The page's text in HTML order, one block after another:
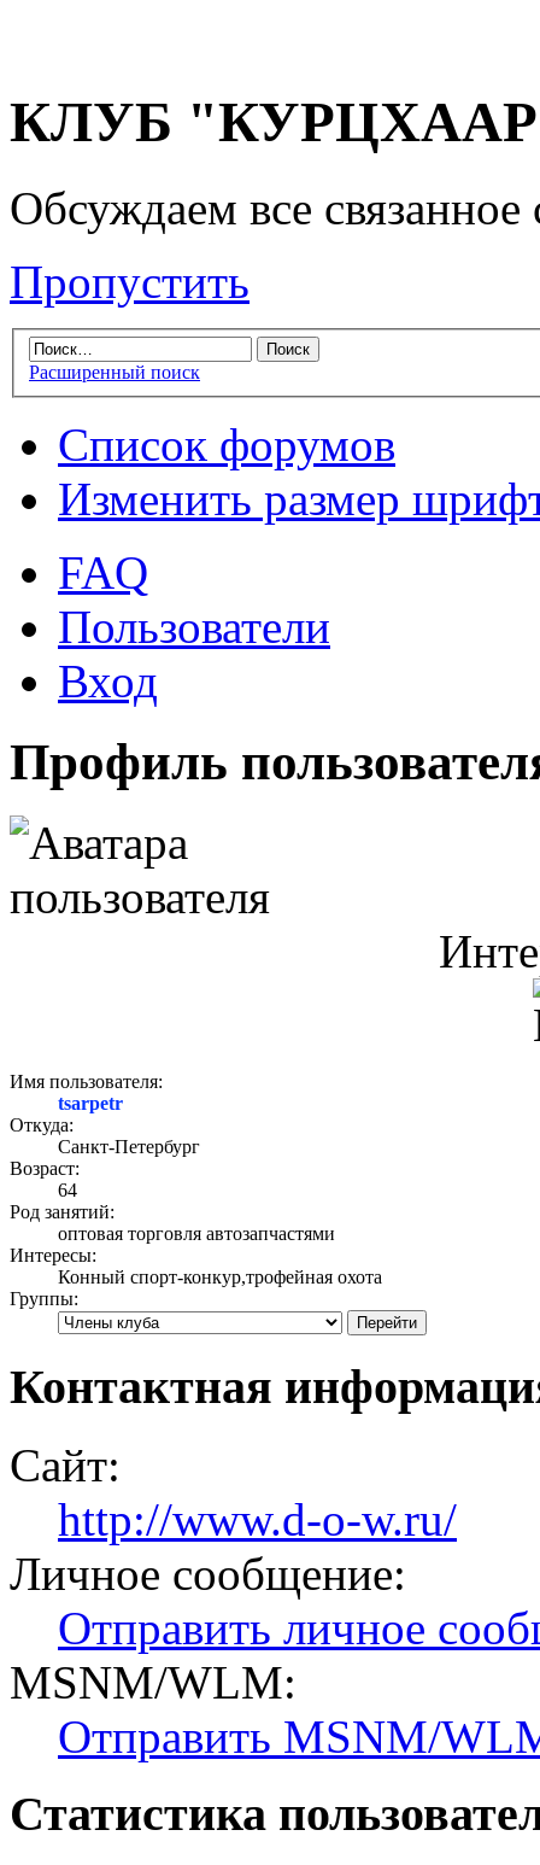
КЛУБ "КУРЦХААР"
Обсуждаем все
Пропустить
Расширенный поиск
Список форумов
Изменить размер
FAQ
Пользователи
Вход
Профиль
Имя пользователя:
tsarpetr
Откуда:
Санкт-Петербург
Возраст:
64
Род занятий:
оптовая торговля автозапчастями
Интересы:
Конный спорт-конкур,трофейная охота
Группы:
Контактная
Сайт:
http://www.d-o-w.ru/
Личное сообщение:
Отправить личное
MSNM/WLM:
Отправить MSNM/
Статистика